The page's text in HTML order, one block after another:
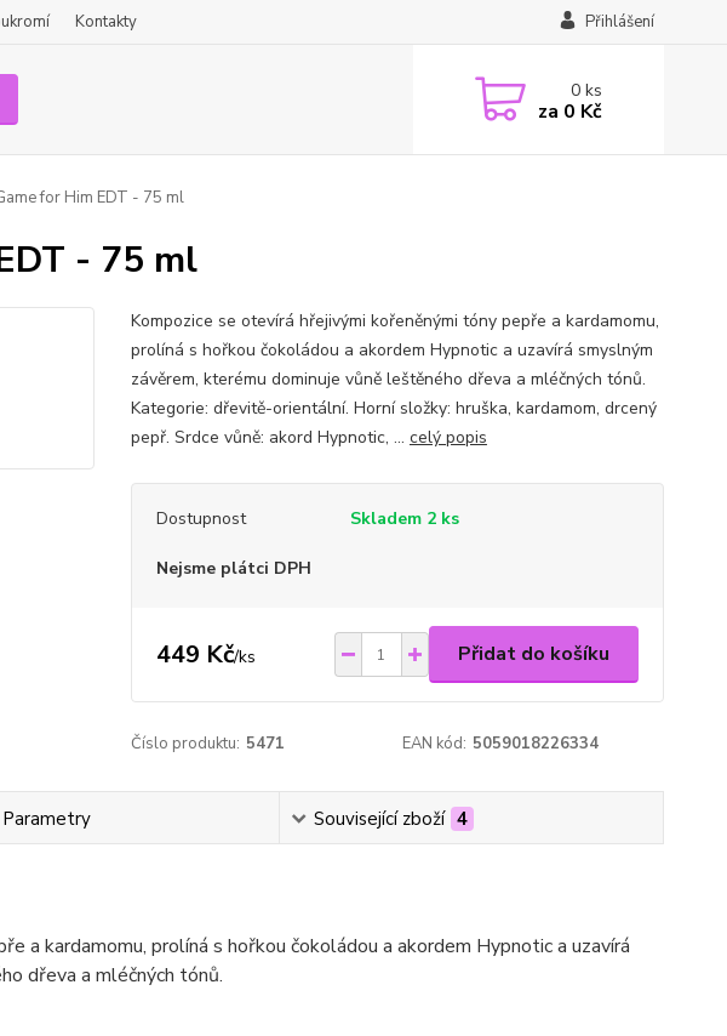
Kontakty Přihlášení
0ks
za 0 Kč
for Him EDT - 75 ml
- 75 ml
Kompozice se otevírá hřejivými kořeněnými tóny pepře a kardamomu,
prolíná s hořkou čokoládou a akordem Hypnotic a uzavírá smyslným
závěrem, kterému dominuje vůně leštěného dřeva a mléčných tónů.
Kategorie: dřevitě-orientální. Horní složky: hruška, kardamom, drcený
pepř. Srdce vůně: akord Hypnotic, ... celý popis
Dostupnost Skladem 2 ks
Nejsme plátci DPH
449 Kč/ks Přidat do košíku
Číslo produktu: 5471 EAN kód: 5059018226334
Parametry Související zboží 4
a kardamomu, prolíná s hořkou čokoládou a akordem Hypnotic a uzavírá
dřeva a mléčných tónů.